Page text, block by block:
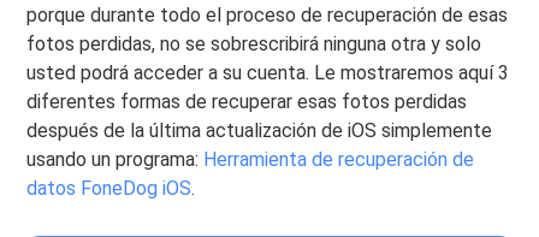
porque durante todo el proceso de recuperación de esas
fotos perdidas, no se sobrescribirá ninguna otra y solo
usted podrá acceder a su cuenta. Le mostraremos aquí 3
diferentes formas de recuperar esas fotos perdidas
después de la última actualización de iOS simplemente
usando un programa: Herramienta de recuperación de
datos FoneDog iOS.